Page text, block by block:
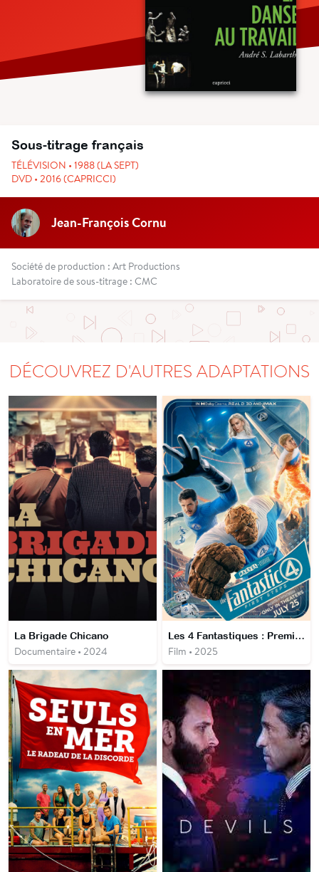
Sous-titrage français
TÉLÉVISION • 1988 (LA SEPT)
DVD • 2016 (CAPRICCI)
Jean-François Cornu
Société de production : Art Productions
Laboratoire de sous-titrage : CMC
DÉCOUVREZ D'AUTRES ADAPTATIONS
La Brigade Chicano
Documentaire • 2024
Les 4 Fantastiques : Premiers pas
Film • 2025